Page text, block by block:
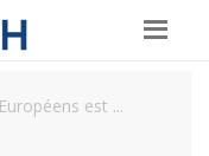
est ...